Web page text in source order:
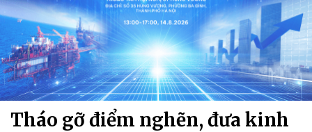
Tháo gỡ điểm nghẽn, đưa kinh